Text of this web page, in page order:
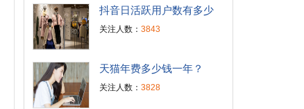
抖音日活跃用户数有多少
关注人数： 3843
天猫年费多少钱一年？
关注人数： 3828